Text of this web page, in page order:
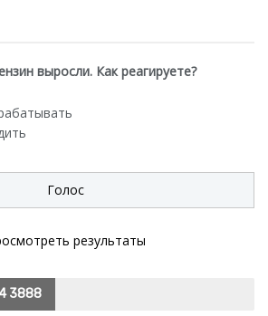
выросли. Как реагируете?
результаты
3888